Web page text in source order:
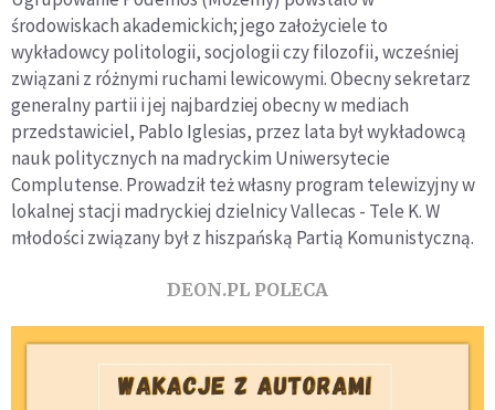
środowiskach akademickich; jego założyciele to
wykładowcy politologii, socjologii czy filozofii, wcześniej
związani z różnymi ruchami lewicowymi. Obecny sekretarz
generalny partii i jej najbardziej obecny w mediach
przedstawiciel, Pablo Iglesias, przez lata był wykładowcą
nauk politycznych na madryckim Uniwersytecie
Complutense. Prowadził też własny program telewizyjny w
lokalnej stacji madryckiej dzielnicy Vallecas - Tele K. W
młodości związany był z hiszpańską Partią Komunistyczną.
DEON.PL POLECA